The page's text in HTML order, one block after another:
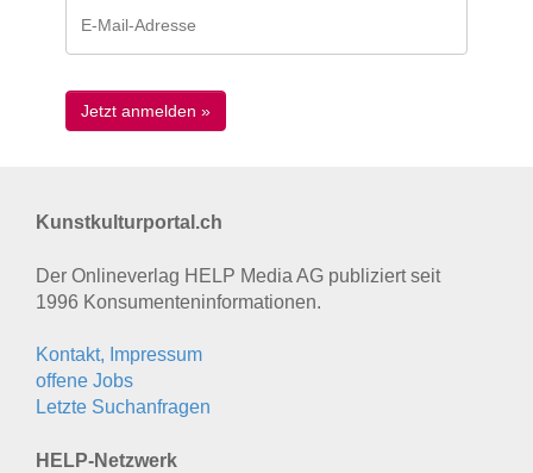
Kunstkulturportal.ch
Der Onlineverlag HELP Media AG publiziert seit
1996 Konsumenten­informationen.
Kontakt, Impressum
offene Jobs
Letzte Suchanfragen
HELP-Netzwerk